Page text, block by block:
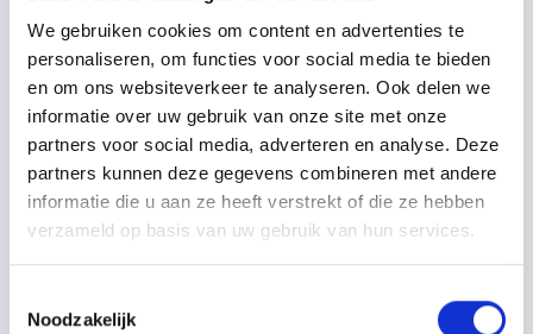
We gebruiken cookies om content en advertenties te
personaliseren, om functies voor social media te bieden
en om ons websiteverkeer te analyseren. Ook delen we
informatie over uw gebruik van onze site met onze
partners voor social media, adverteren en analyse. Deze
partners kunnen deze gegevens combineren met andere
informatie die u aan ze heeft verstrekt of die ze hebben
verzameld op basis van uw gebruik van hun services.
Noodzakelijk
Controle en advies druktechnische
kwaliteit bestanden
Vraag offerte aan